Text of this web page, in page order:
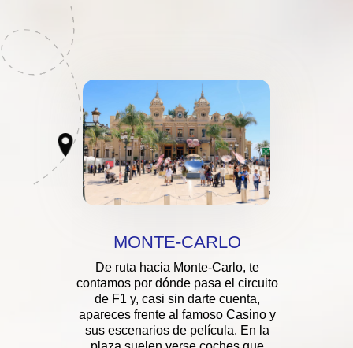
MONTE-CARLO
De ruta hacia Monte-Carlo, te
contamos por dónde pasa el circuito
de F1 y, casi sin darte cuenta,
apareces frente al famoso Casino y
sus escenarios de película. En la